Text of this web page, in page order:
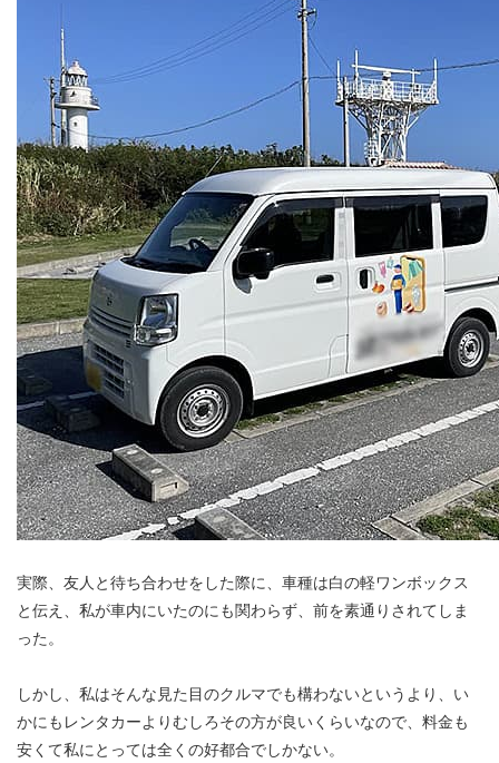
実際、友人と待ち合わせをした際に、車種は白の軽ワンボックス
と伝え、私が車内にいたのにも関わらず、前を素通りされてしま
った。
しかし、私はそんな見た目のクルマでも構わないというより、い
かにもレンタカーよりむしろその方が良いくらいなので、料金も
安くて私にとっては全くの好都合でしかない。